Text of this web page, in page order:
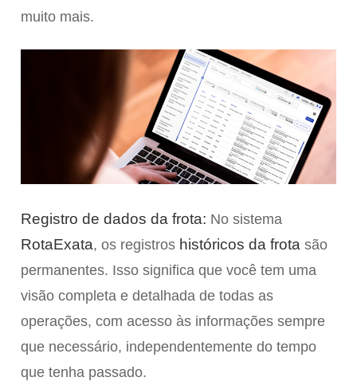
muito mais.
Registro de dados da frota: No sistema
RotaExata, os registros históricos da frota são
permanentes. Isso significa que você tem uma
visão completa e detalhada de todas as
operações, com acesso às informações sempre
que necessário, independentemente do tempo
que tenha passado.